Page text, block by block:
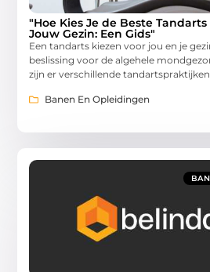
"Hoe Kies Je de Beste
Jouw Gezin: Een Gids"
Een tandarts kiezen voor jou en je
beslissing voor de algehele
zijn er verschillende
Banen En Opleidingen